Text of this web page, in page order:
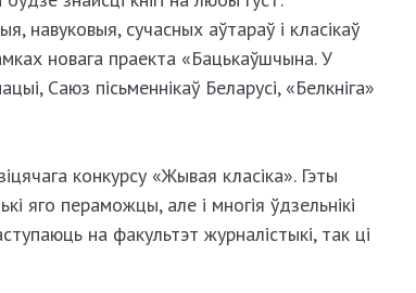
навуковыя, сучасных аўтараў і класікаў
новага праекта «Бацькаўшчына. У
Саюз пісьменнікаў Беларусі, «Белкніга»
конкурсу «Жывая класіка». Гэты
яго пераможцы, але і многія ўдзельнікі
на факультэт журналістыкі, так ці